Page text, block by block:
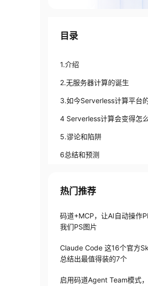
目录
1.介绍
2.无服务器计算的诞生
3.如今Serverless计算平台
4 Serverless计算会变得怎
5.谬论和陷阱
6总结和预测
热门推荐
码道+MCP，让AI自动操作
我们PS图片
Claude Code 这16个官方
总结出最值得装的7个
启用码道Agent Team模式